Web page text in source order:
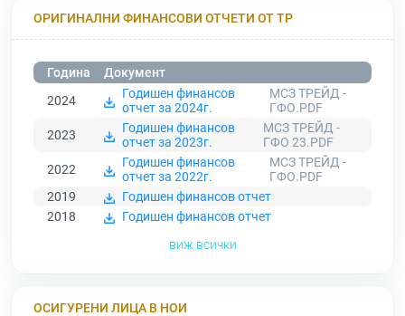
ОРИГИНАЛНИ ФИНАНСОВИ ОТЧЕТИ ОТ ТР
Година
Документ
2024
Годишен финансов
отчет за 2024г.
МСЗ ТРЕЙД -
ГФО.PDF
2023
Годишен финансов
отчет за 2023г.
МСЗ ТРЕЙД -
ГФО 23.PDF
2022
Годишен финансов
отчет за 2022г.
МСЗ ТРЕЙД -
ГФО.PDF
2019
Годишен финансов отчет
2018
Годишен финансов отчет
виж всички
ОСИГУРЕНИ ЛИЦА В НОИ